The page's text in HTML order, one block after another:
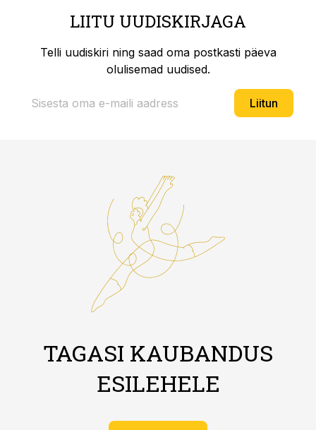
LIITU UUDISKIRJAGA
Telli uudiskiri ning saad oma postkasti päeva
olulisemad uudised.
Liitun
TAGASI KAUBANDUS
ESILEHELE